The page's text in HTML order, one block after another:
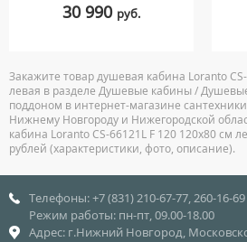
30 990 руб.
Закажите товар душевая кабина Loranto
левая в разделе Душевые кабины /
поддоном в интернет-магазине
Нижнему Новгороду и Нижегородской
кабина Loranto CS-66121L F 120 120х80 см
рублей (характеристики, фото, описание).
Телефоны: +7 (831) 210-67-77, 260-16-69
Режим работы: пн-пт, 09.00-18.00
Адрес: г.Нижний Новгород,